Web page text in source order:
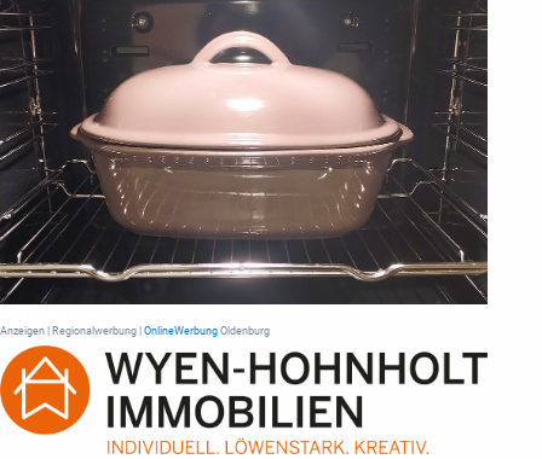
Anzeigen | Regionalwerbung | OnlineWerbung Oldenburg